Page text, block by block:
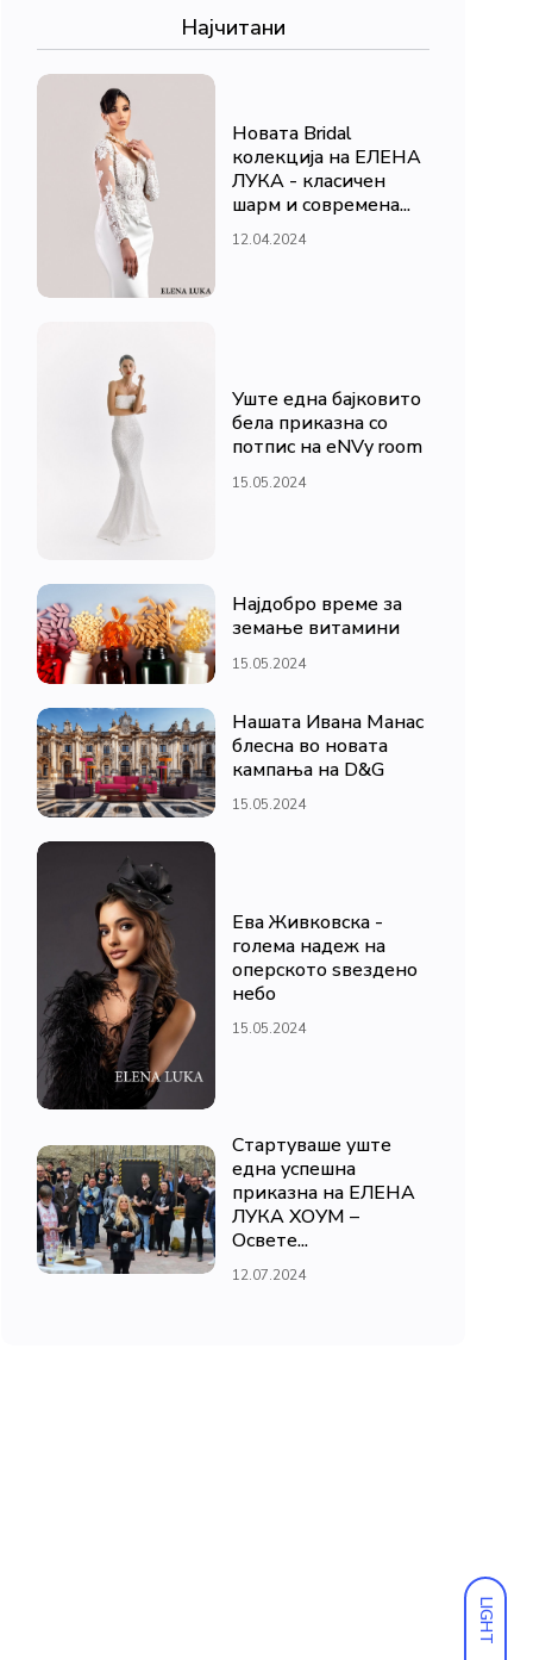
LIGHT
Најчитани
Новата Bridal
колекција на ЕЛЕНА
ЛУКА - класичен
шарм и современа...
12.04.2024
Уште една бајковито
бела приказна со
потпис на eNVy room
15.05.2024
Најдобро време за
земање витамини
15.05.2024
Нашата Ивана Манас
блесна во новата
кампања на D&G
15.05.2024
Ева Живковска -
голема надеж на
оперското ѕвездено
небо
15.05.2024
Стартуваше уште
една успешна
приказна на ЕЛЕНА
ЛУКА ХОУМ –
Освете...
12.07.2024